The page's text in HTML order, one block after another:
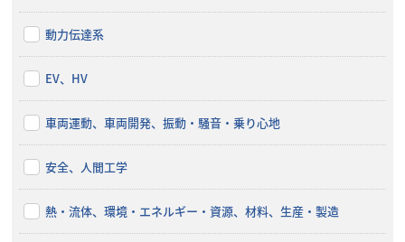
動力伝達系
EV、HV
車両運動、車両開発、振動・騒音・乗り心地
安全、人間工学
熱・流体、環境・エネルギー・資源、材料、生産・製造